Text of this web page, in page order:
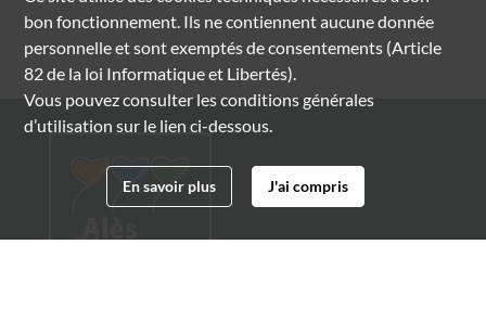
bon fonctionnement. Ils ne contiennent aucune donnée
personnelle et sont exemptés de consentements (Article
82 de la loi Informatique et Libertés).
Vous pouvez consulter les conditions générales
d’utilisation sur le lien ci-dessous.
En savoir plus J'ai compris